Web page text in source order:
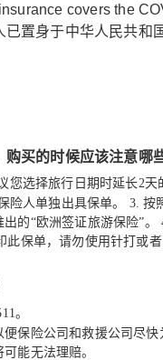
covers the
置身于中华人民共和
买的时候应该注意哪
您选择旅行日期时延长2
险人单独出具保单。 3.
的“欧洲签证旅游保险”
此保单，请勿使用针打或
。
保险公司和救援公司尽
能无法理赔。